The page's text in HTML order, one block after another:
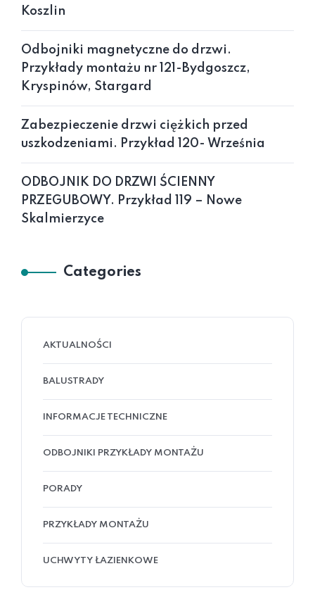
Koszlin
Odbojniki magnetyczne do drzwi.
Przykłady montażu nr 121-Bydgoszcz,
Kryspinów, Stargard
Zabezpieczenie drzwi ciężkich przed
uszkodzeniami. Przykład 120- Września
ODBOJNIK DO DRZWI ŚCIENNY
PRZEGUBOWY. Przykład 119 – Nowe
Skalmierzyce
Categories
AKTUALNOŚCI
BALUSTRADY
INFORMACJE TECHNICZNE
ODBOJNIKI PRZYKŁADY MONTAŻU
PORADY
PRZYKŁADY MONTAŻU
UCHWYTY ŁAZIENKOWE